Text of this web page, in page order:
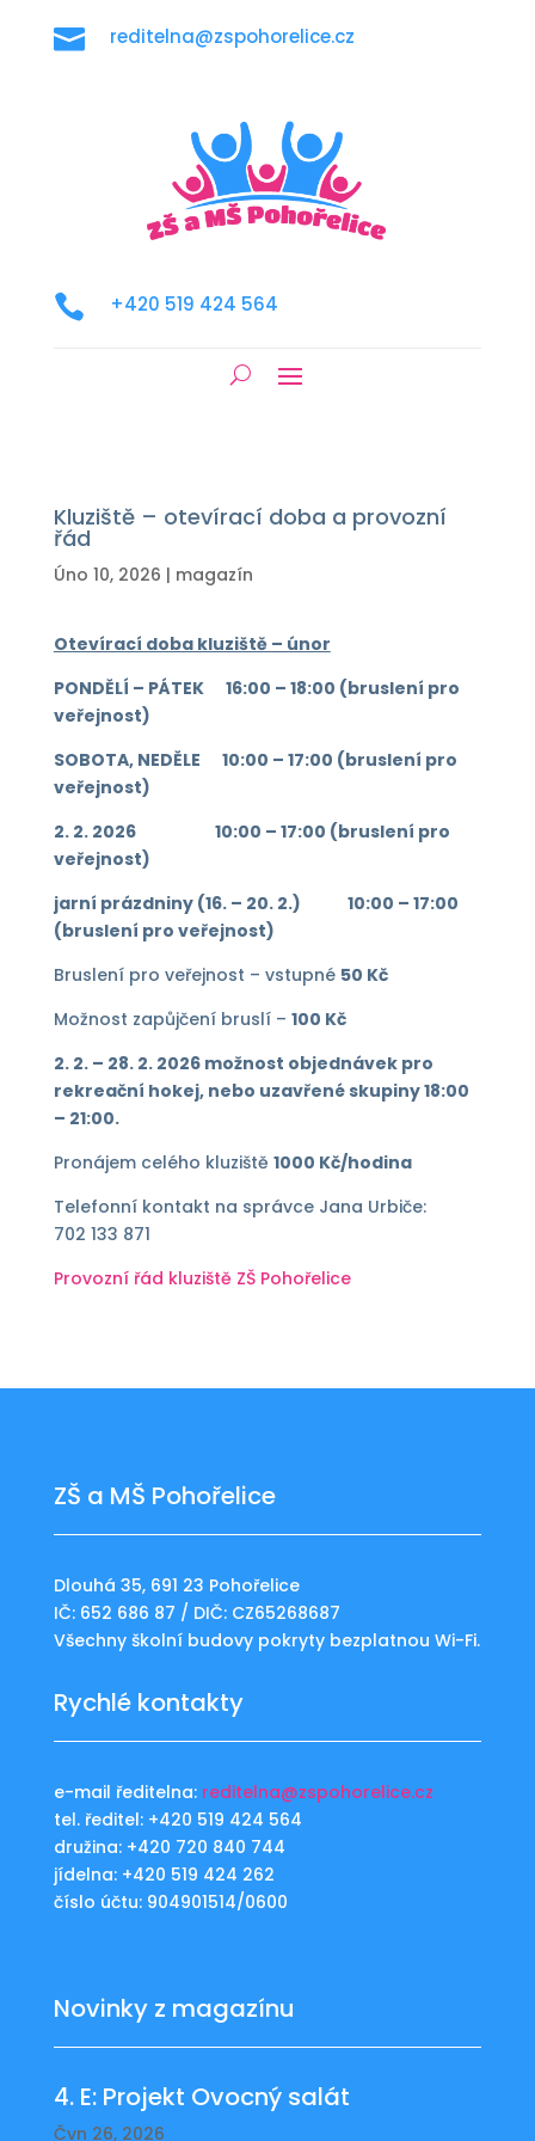
 reditelna@zspohorelice.cz
 +420 519 424 564
Kluziště – otevírací doba a provozní
řád
Úno 10, 2026 | magazín
Otevírací doba kluziště – únor
PONDĚLÍ – PÁTEK 16:00 – 18:00 (bruslení pro
veřejnost)
SOBOTA, NEDĚLE 10:00 – 17:00 (bruslení pro
veřejnost)
2. 2. 2026 10:00 – 17:00 (bruslení pro
veřejnost)
jarní prázdniny (16. – 20. 2.) 10:00 – 17:00
(bruslení pro veřejnost)
Bruslení pro veřejnost – vstupné 50 Kč
Možnost zapůjčení bruslí – 100 Kč
2. 2. – 28. 2. 2026 možnost objednávek pro
rekreační hokej, nebo uzavřené skupiny 18:00
– 21:00.
Pronájem celého kluziště 1000 Kč/hodina
Telefonní kontakt na správce Jana Urbiče:
702 133 871
Provozní řád kluziště ZŠ Pohořelice
ZŠ a MŠ Pohořelice
Dlouhá 35, 691 23 Pohořelice
IČ: 652 686 87 / DIČ: CZ65268687
Všechny školní budovy pokryty bezplatnou Wi-Fi.
Rychlé kontakty
e-mail ředitelna: reditelna@zspohorelice.cz
tel. ředitel: +420 519 424 564
družina: +420 720 840 744
jídelna: +420 519 424 262
číslo účtu: 904901514/0600
Novinky z magazínu
4. E: Projekt Ovocný salát
Čvn 26, 2026